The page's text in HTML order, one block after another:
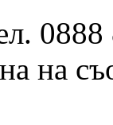
на